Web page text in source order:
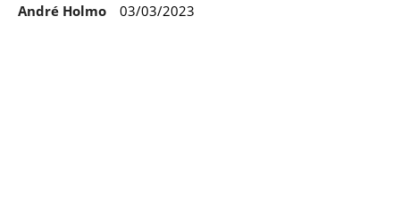
André Holmo 03/03/2023